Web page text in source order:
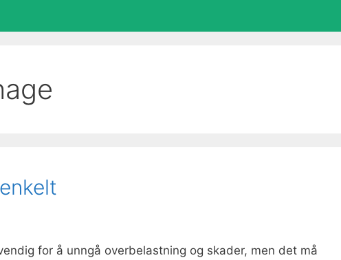
for å unngå overbelastning og skader, men det må